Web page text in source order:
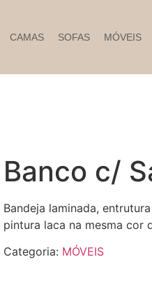
CAMAS SOFAS MÓVEIS
Banco c/
Bandeja laminada,
pintura laca na mesma cor
Categoria: MÓVEIS